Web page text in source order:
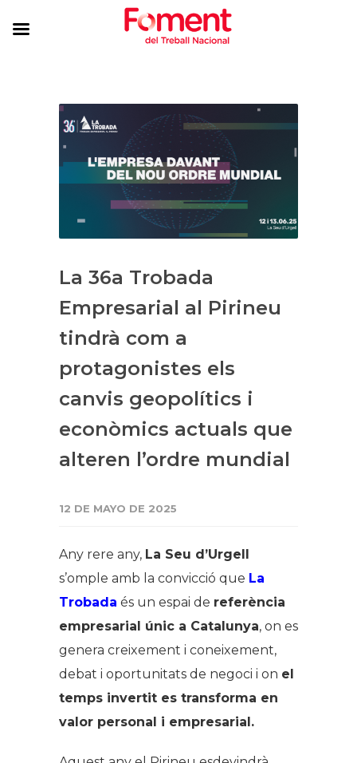
La 36a Trobada
Empresarial al Pirineu
tindrà com a
protagonistes els
canvis geopolítics i
econòmics actuals que
alteren l’ordre mundial
12 DE MAYO DE 2025
Any rere any, La Seu d’Urgell
s’omple amb la convicció que La
Trobada és un espai de referència
empresarial únic a Catalunya, on es
genera creixement i coneixement,
debat i oportunitats de negoci i on el
temps invertit es transforma en
valor personal i empresarial.